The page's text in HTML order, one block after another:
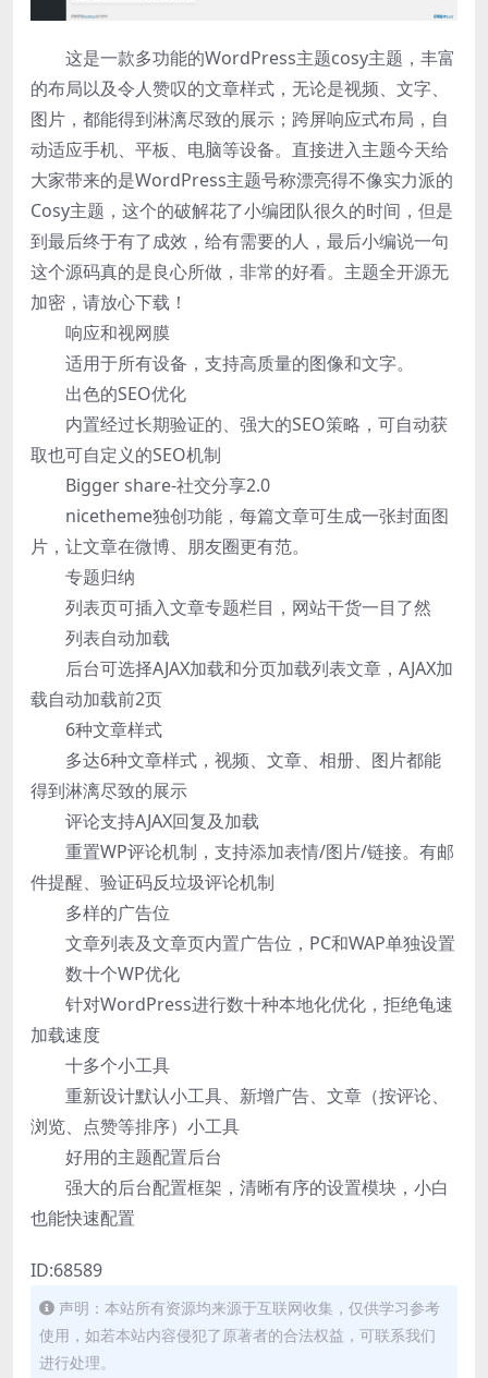
这是一款多功能的WordPress主题cosy主题，丰富
的布局以及令人赞叹的文章样式，无论是视频、文字、
图片，都能得到淋漓尽致的展示；跨屏响应式布局，自
动适应手机、平板、电脑等设备。直接进入主题今天给
大家带来的是WordPress主题号称漂亮得不像实力派的
Cosy主题，这个的破解花了小编团队很久的时间，但是
到最后终于有了成效，给有需要的人，最后小编说一句
这个源码真的是良心所做，非常的好看。主题全开源无
加密，请放心下载！
响应和视网膜
适用于所有设备，支持高质量的图像和文字。
出色的SEO优化
内置经过长期验证的、强大的SEO策略，可自动获
取也可自定义的SEO机制
Bigger share-社交分享2.0
nicetheme独创功能，每篇文章可生成一张封面图
片，让文章在微博、朋友圈更有范。
专题归纳
列表页可插入文章专题栏目，网站干货一目了然
列表自动加载
后台可选择AJAX加载和分页加载列表文章，AJAX加
载自动加载前2页
6种文章样式
多达6种文章样式，视频、文章、相册、图片都能
得到淋漓尽致的展示
评论支持AJAX回复及加载
重置WP评论机制，支持添加表情/图片/链接。有邮
件提醒、验证码反垃圾评论机制
多样的广告位
文章列表及文章页内置广告位，PC和WAP单独设置
数十个WP优化
针对WordPress进行数十种本地化优化，拒绝龟速
加载速度
十多个小工具
重新设计默认小工具、新增广告、文章（按评论、
浏览、点赞等排序）小工具
好用的主题配置后台
强大的后台配置框架，清晰有序的设置模块，小白
也能快速配置
ID:68589
声明：本站所有资源均来源于互联网收集，仅供学习参考
使用，如若本站内容侵犯了原著者的合法权益，可联系我们
进行处理。